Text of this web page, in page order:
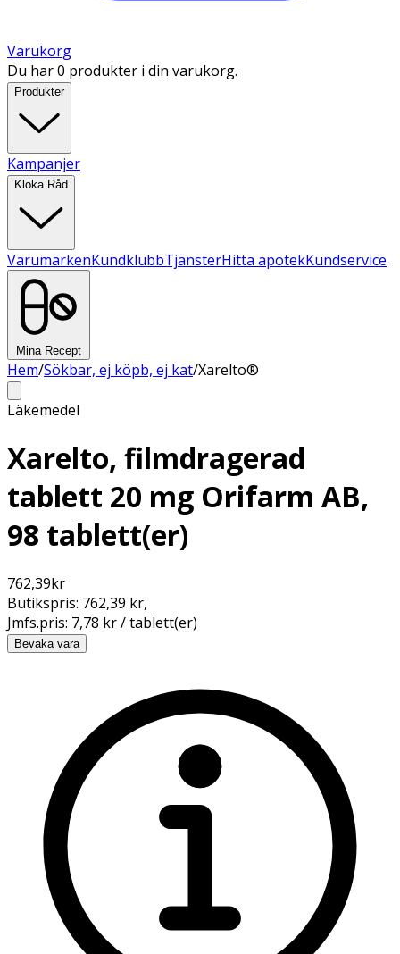
Varukorg
Du har 0 produkter i din varukorg.
Produkter
Kampanjer
Kloka Råd
VarumärkenKundklubbTjänsterHitta apotekKundservice
Mina Recept
Hem/Sökbar, ej köpb, ej kat/Xarelto®
Läkemedel
Xarelto, filmdragerad
tablett 20 mg Orifarm AB,
98 tablett(er)
762,39kr
Butikspris: 762,39 kr,
Jmfs.pris: 7,78 kr / tablett(er)
Bevaka vara